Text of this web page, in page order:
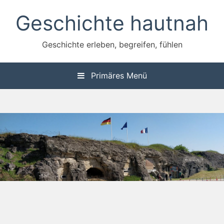
Inhalt
springenGeschichte hautnah
Geschichte erleben, begreifen, fühlen
Primäres Menü